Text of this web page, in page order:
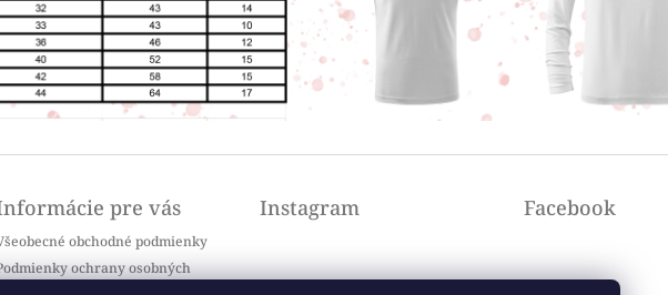
pre vás
obchodné podmienky
ochrany osobných
Instagram Facebook